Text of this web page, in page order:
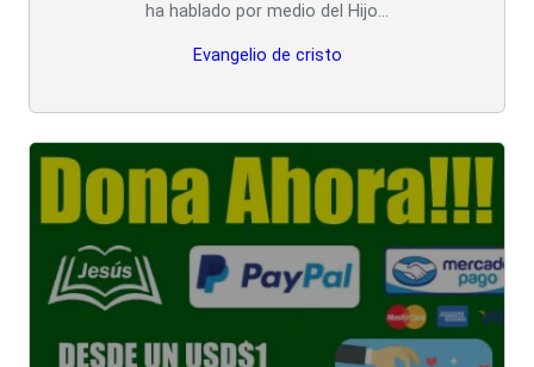
ha hablado por medio del Hijo…
Evangelio de cristo